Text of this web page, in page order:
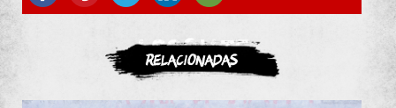
ASOCIATE
Relacionadas